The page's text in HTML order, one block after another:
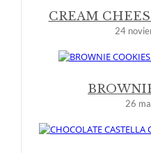
CREAM
24
26